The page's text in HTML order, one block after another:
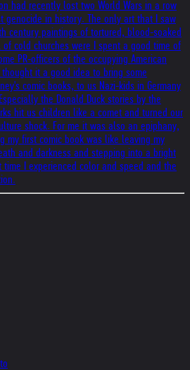
had recently lost two World Wars in a row
genocide in history. The only art that I saw
century paintings of tortured, blood-soaked
cold churches were I spent a good time of
PR-officers of the occupying American
it a good idea to bring some
comic books, to us Nazi-kids in Germany
the Donald Duck stories by the
hit us children like a comet and turned our
shock. For me it was also an epiphany,
my first comic book was like leaving my
and darkness and stepping into a bright
I experienced color and speed and the